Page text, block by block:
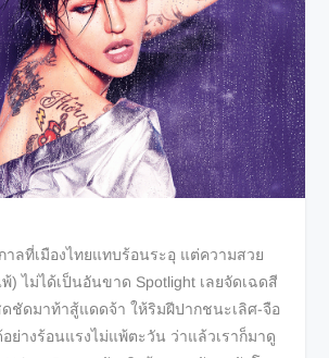
มืองไทยแทบร้อนระอุ แต่ความสวย
) ไม่ได้เป็นอันขาด Spotlight เลยจัดเฉดสี
ชัดมาท้าสู้แดดจ้า ให้ริมฝีปากชนะเลิศ-จือ
ย่างร้อนแรงไม่แพ้ตะวัน ว่าแล้วเราก็มาดู